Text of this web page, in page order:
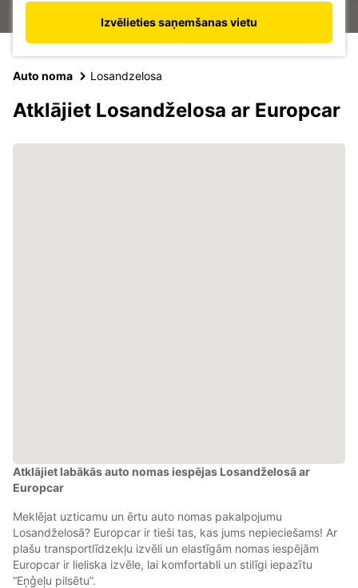
Izvēlieties saņemšanas vietu
Auto noma Losandzelosa
Atklājiet Losandželosa ar Europcar
Atklājiet labākās auto nomas iespējas Losandželosā ar
Europcar
Meklējat uzticamu un ērtu auto nomas pakalpojumu
Losandželosā? Europcar ir tieši tas, kas jums nepieciešams! Ar
plašu transportlīdzekļu izvēli un elastīgām nomas iespējām
Europcar ir lieliska izvēle, lai komfortabli un stilīgi iepazītu
“Eņģeļu pilsētu”.